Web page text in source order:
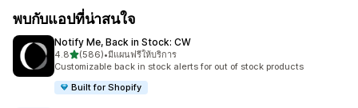
พบกับแอปที่น่าสนใจ
Notify Me, Back in Stock: CW
4.8เต็ม 5 ดาว
(586)
ทั้งหมด 586 รีวิว
•มีแผนฟรีให้บริการ
Customizable back in stock alerts for out of stock products
Built for Shopify